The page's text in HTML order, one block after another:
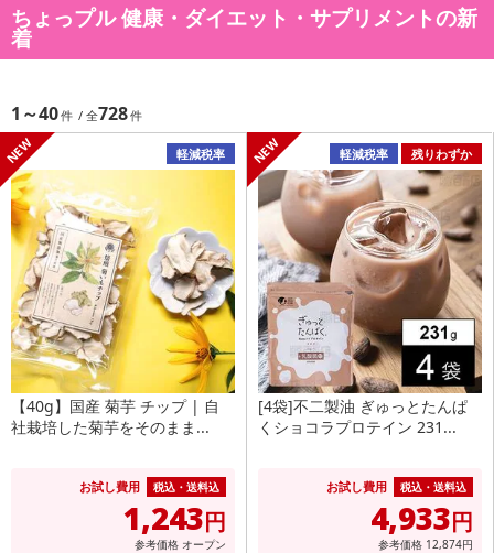
ちょっプル 健康・ダイエット・サプリメントの新
着
1～40 728
軽減税率
【40g】国産 菊芋 チップ | 自
社栽培した菊芋をそのまま...
お試し費用 税込・送料込
1,243円
参考価格 オープン
軽減税率 残りわずか
[4袋]不二製油 ぎゅっとたんぱ
くショコラプロテイン 231...
お試し費用 税込・送料込
4,933円
参考価格 12,874円